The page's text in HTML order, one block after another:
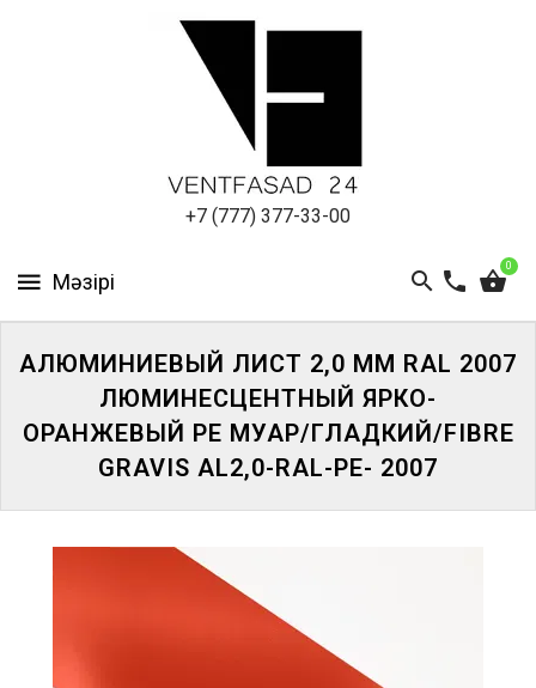
+7 (777) 377-33-00
0
ПАНЕЛИ
АЛЮМИНИЕВЫЙ ЛИСТ 2,0 ММ RAL 2007
ЛЮМИНЕСЦЕНТНЫЙ ЯРКО-
ОРАНЖЕВЫЙ PE МУАР/ГЛАДКИЙ/FIBRE
GRAVIS AL2,0-RAL-PE- 2007